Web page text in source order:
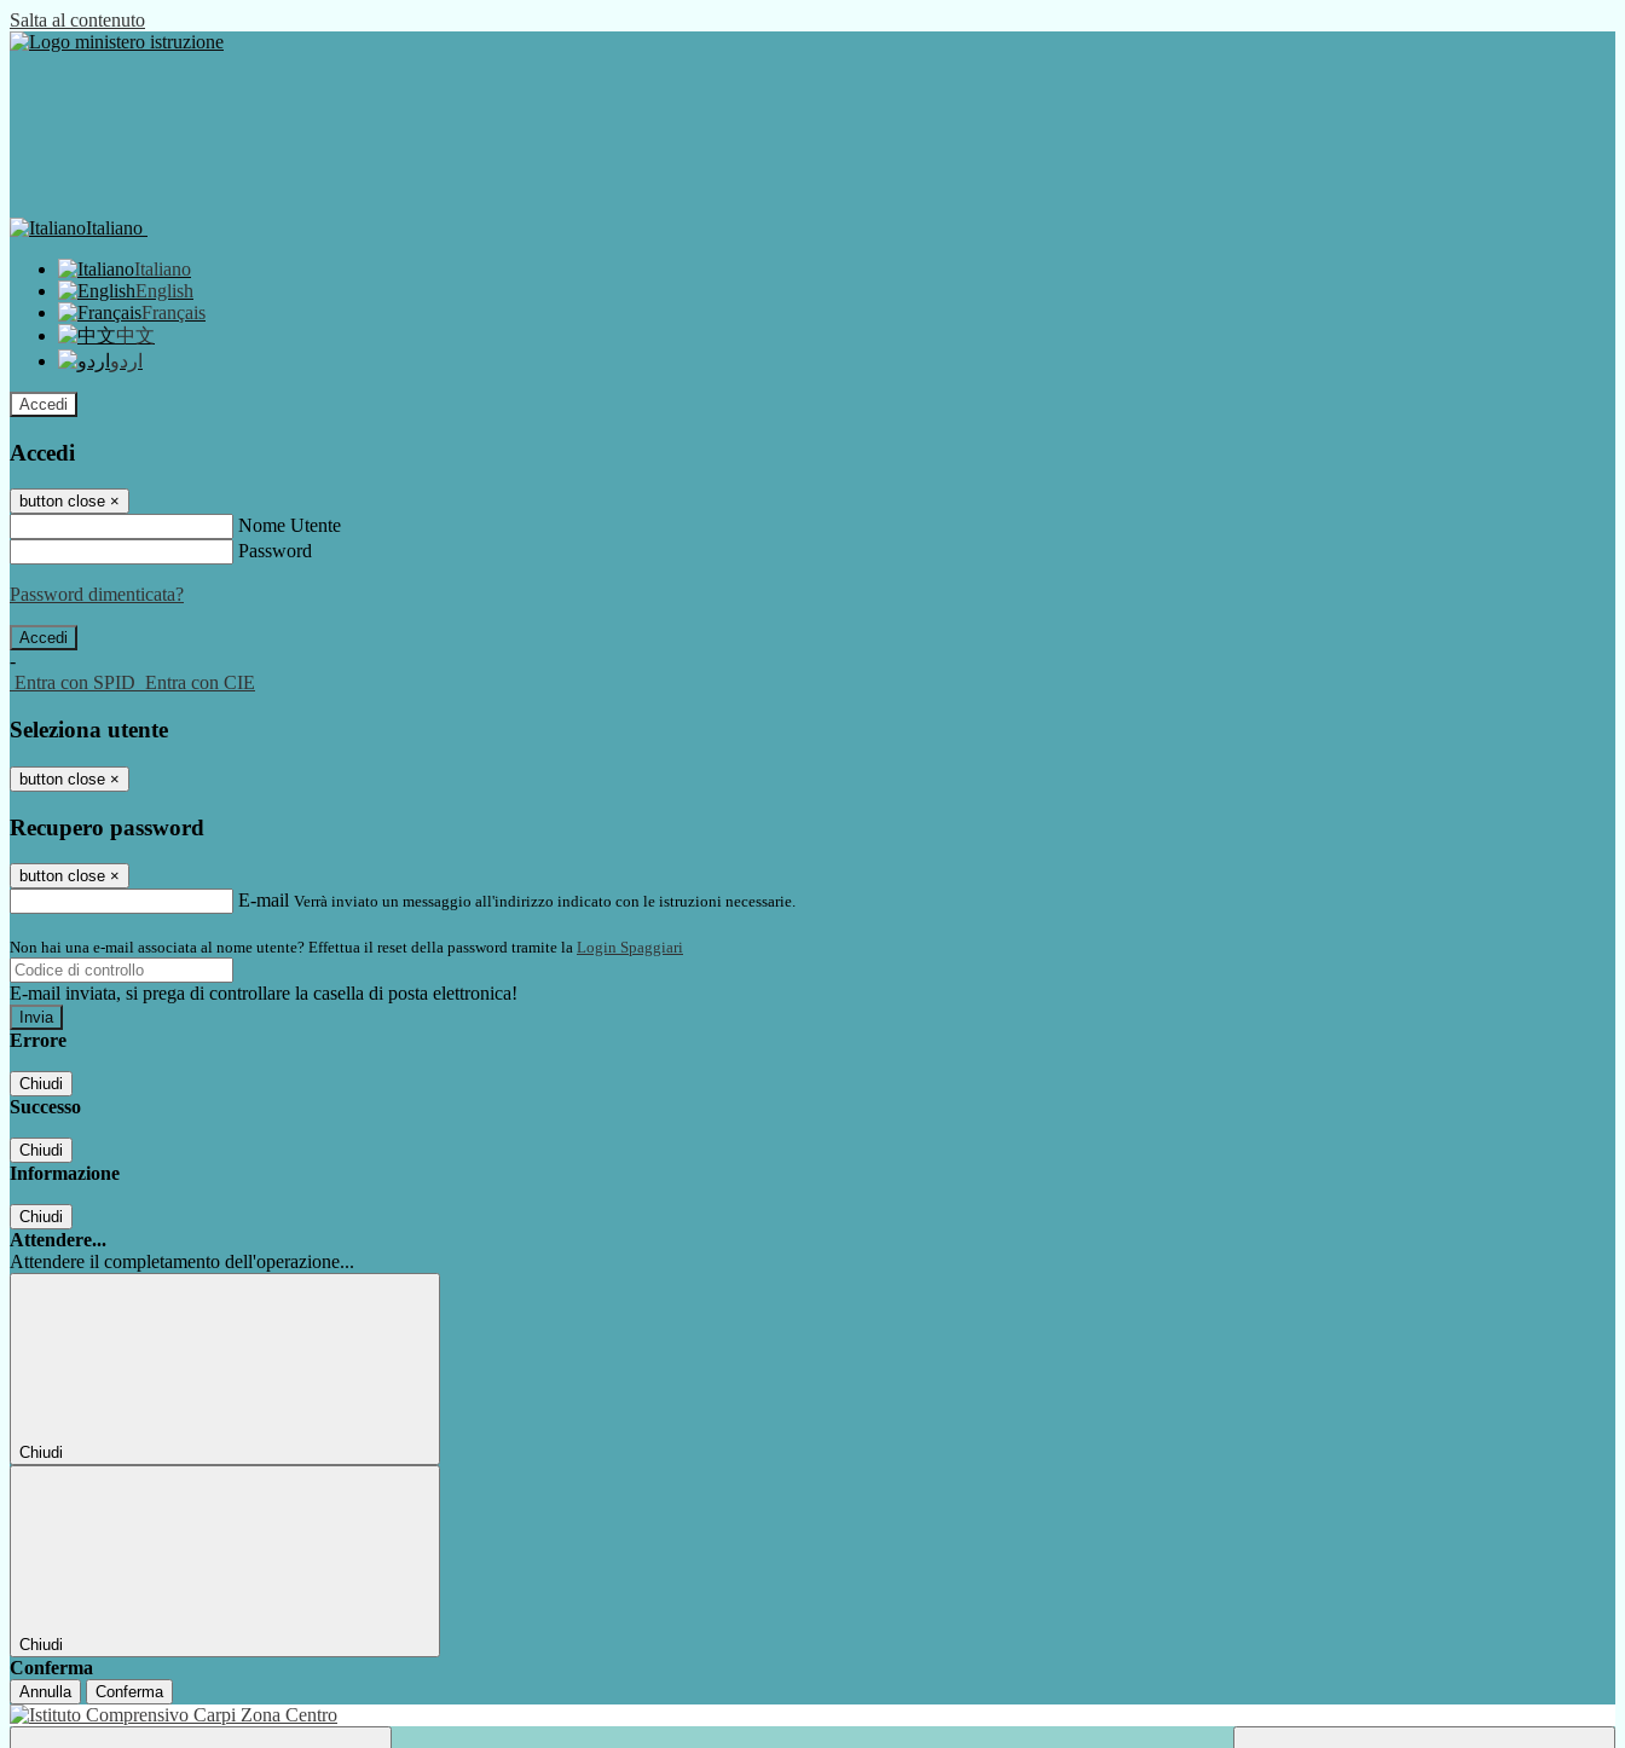
Salta al contenuto
Italiano
Italiano
English
Français
中文
اردو
Accedi
Accedi
button close ×
Nome Utente
Password
Password dimenticata?
-
Entra con SPID Entra con CIE
Seleziona utente
button close ×
Recupero password
button close ×
E-mail Verrà inviato un messaggio all'indirizzo indicato con le istruzioni necessarie.
Non hai una e-mail associata al nome utente? Effettua il reset della password tramite la Login Spaggiari
E-mail inviata, si prega di controllare la casella di posta elettronica!
Errore
Chiudi
Successo
Chiudi
Informazione
Chiudi
Attendere...
Attendere il completamento dell'operazione...
Chiudi
Chiudi
Conferma
Annulla Conferma